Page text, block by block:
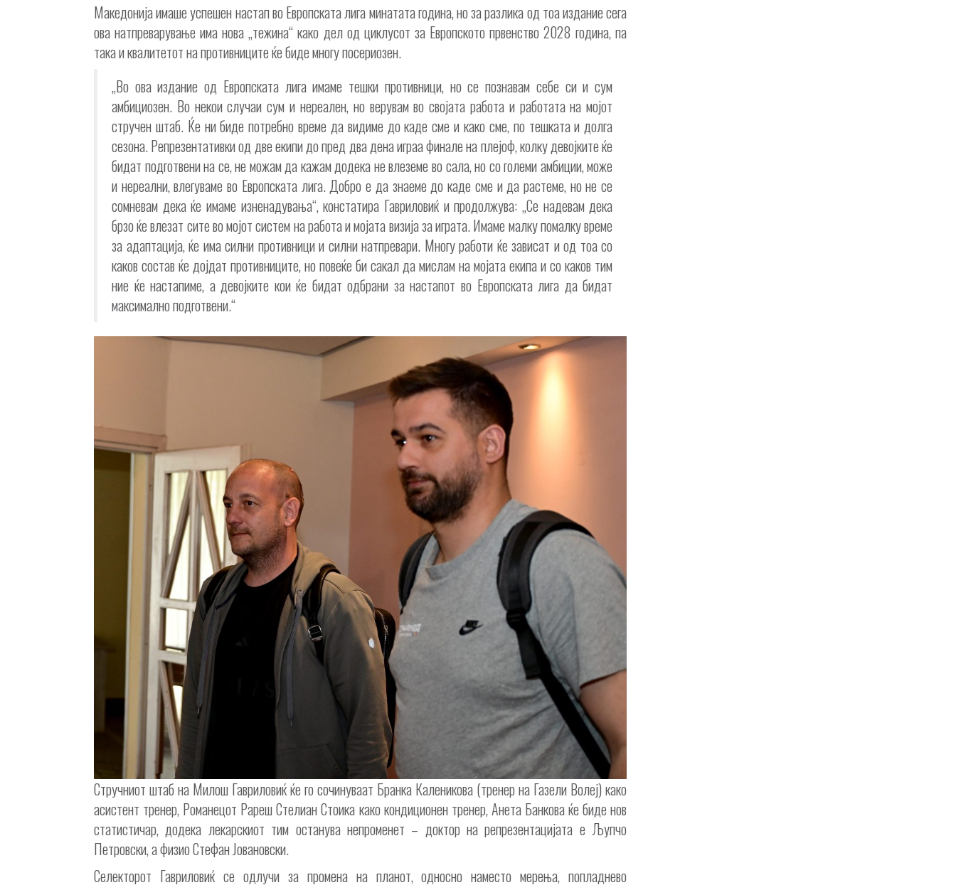
Македонија имаше успешен настап во Европската лига минатата година, но за разлика од тоа издание сега
ова натпреварување има нова „тежина“ како дел од циклусот за Европското првенство 2028 година, па
така и квалитетот на противниците ќе биде многу посериозен.
„Во ова издание од Европската лига имаме тешки противници, но се познавам себе си и сум
амбициозен. Во некои случаи сум и нереален, но верувам во својата работа и работата на мојот
стручен штаб. Ќе ни биде потребно време да видиме до каде сме и како сме, по тешката и долга
сезона. Репрезентативки од две екипи до пред два дена играа финале на плејоф, колку девојките ќе
бидат подготвени на се, не можам да кажам додека не влеземе во сала, но со големи амбиции, може
и нереални, влегуваме во Европската лига. Добро е да знаеме до каде сме и да растеме, но не се
сомневам дека ќе имаме изненадувања“, констатира Гавриловиќ и продолжува: „Се надевам дека
брзо ќе влезат сите во мојот систем на работа и мојата визија за играта. Имаме малку помалку време
за адаптација, ќе има силни противници и силни натпревари. Многу работи ќе зависат и од тоа со
каков состав ќе дојдат противниците, но повеќе би сакал да мислам на мојата екипа и со каков тим
ние ќе настапиме, а девојките кои ќе бидат одбрани за настапот во Европската лига да бидат
максимално подготвени.“
Стручниот штаб на Милош Гавриловиќ ќе го сочинуваат Бранка Каленикова (тренер на Газели Волеј) како
асистент тренер, Романецот Рареш Стелиан Стоика како кондиционен тренер, Анета Банкова ќе биде нов
статистичар, додека лекарскиот тим останува непроменет – доктор на репрезентацијата е Љупчо
Петровски, а физио Стефан Јовановски.
Селекторот Гавриловиќ се одлучи за промена на планот, односно наместо мерења, попладнево